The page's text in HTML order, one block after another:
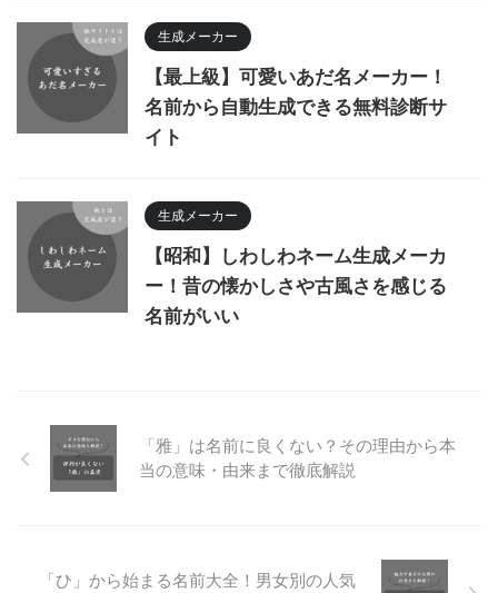
生成メーカー
【最上級】可愛いあだ名メーカー！
名前から自動生成できる無料診断サ
イト
生成メーカー
【昭和】しわしわネーム生成メーカ
ー！昔の懐かしさや古風さを感じる
名前がいい
「雅」は名前に良くない？その理由から本
当の意味・由来まで徹底解説
「ひ」から始まる名前大全！男女別の人気